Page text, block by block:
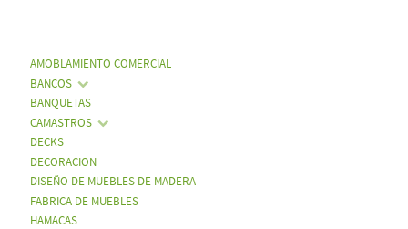
AMOBLAMIENTO COMERCIAL
BANCOS
BANQUETAS
CAMASTROS
DECKS
DECORACION
DISEÑO DE MUEBLES DE MADERA
FABRICA DE MUEBLES
HAMACAS